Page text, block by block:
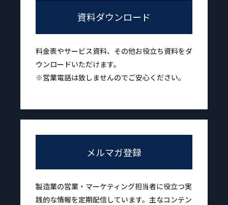
資料ダウンロード
料金表やサービス資料、その他お役立ち資料をダ
ウンロードいただけます。
※営業電話は致しませんのでご安心ください。
メルマガ登録
製造業の営業・マーケティング担当者に役立つ実
践的な情報を定期配信しています。主なコンテン